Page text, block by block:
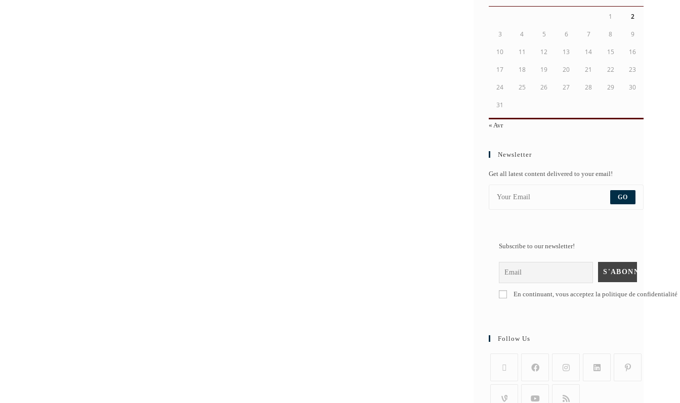
1 2
3 4 5 6 7 8 9
10 11 12 13 14 15 16
17 18 19 20 21 22 23
24 25 26 27 28 29 30
31
« Avr
Newsletter
Get all latest content delivered to your email!
GO
Subscribe to our newsletter!
En continuant, vous acceptez la politique de confidentialité
Follow Us